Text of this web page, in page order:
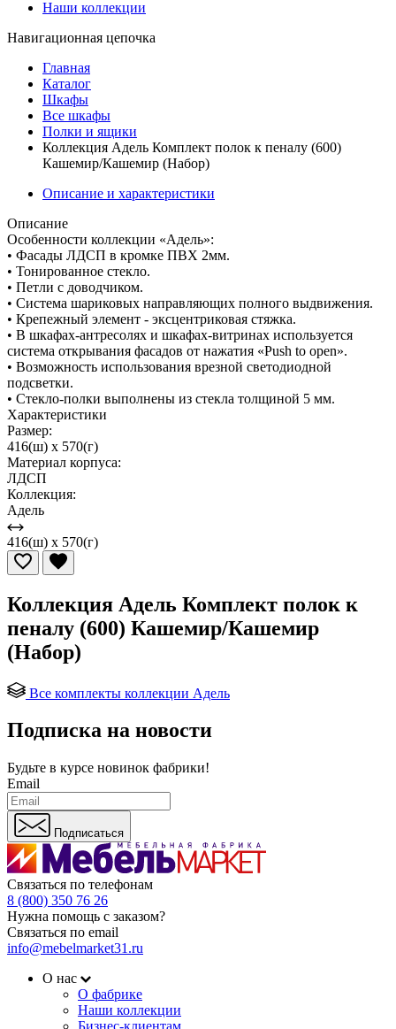
Наши коллекции
Навигационная цепочка
Главная
Каталог
Шкафы
Все шкафы
Полки и ящики
Коллекция Адель Комплект полок к пеналу (600)
Кашемир/Кашемир (Набор)
Описание и характеристики
Описание
Особенности коллекции «Адель»:
• Фасады ЛДСП в кромке ПВХ 2мм.
• Тонированное стекло.
• Петли с доводчиком.
• Система шариковых направляющих полного выдвижения.
• Крепежный элемент - эксцентриковая стяжка.
• В шкафах-антресолях и шкафах-витринах используется
система открывания фасадов от нажатия «Push to open».
• Возможность использования врезной светодиодной
подсветки.
• Стекло-полки выполнены из стекла толщиной 5 мм.
Характеристики
Размер:
416(ш) x 570(г)
Материал корпуса:
ЛДСП
Коллекция:
Адель
416(ш) x 570(г)
Коллекция Адель Комплект полок к
пеналу (600) Кашемир/Кашемир
(Набор)
Все комплекты коллекции Адель
Подписка на новости
Будьте в курсе новинок фабрики!
Email
Подписаться
Связаться по телефонам
8 (800) 350 76 26
Нужна помощь с заказом?
Связаться по email
info@mebelmarket31.ru
О нас
О фабрике
Наши коллекции